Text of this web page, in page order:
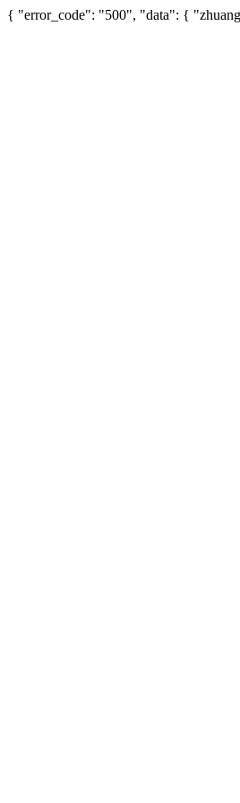
{ "error_code": "500", "data": {